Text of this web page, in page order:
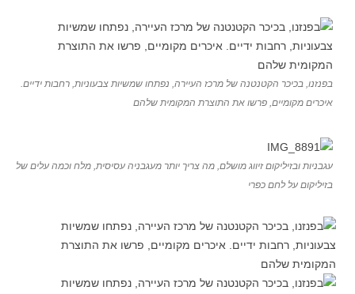
בפנזנו, בכיכר הקטנטנה של מרכז העיירה, נפתחו שמשיות צבעוניות, רחבות ידיים.
איכרים מקומיים, פרשו את התוצרת המקומית שלהם
עגבניות ובזיליקום זיווג מושלם, מה צריך יותר מעגבניה עסיסית, מלח וכמה עלים של
בזיליקום על לחם כפרי